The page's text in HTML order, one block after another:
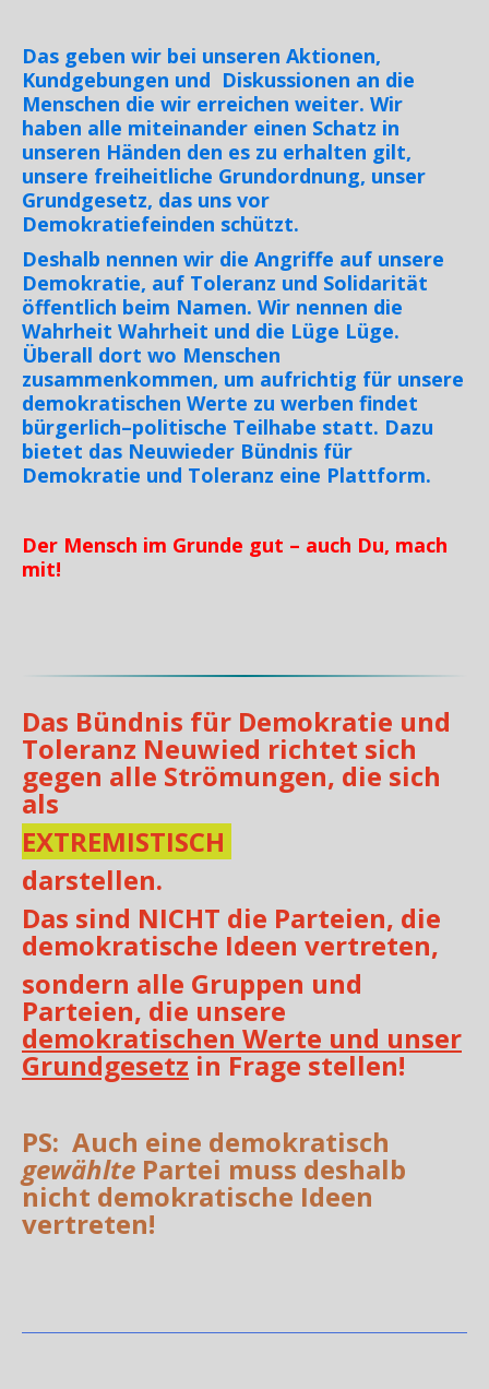
Das geben wir bei unseren Aktionen,
Kundgebungen und Diskussionen an die
Menschen die wir erreichen weiter. Wir
haben alle miteinander einen Schatz in
unseren Händen den es zu erhalten gilt,
unsere freiheitliche Grundordnung, unser
Grundgesetz, das uns vor
Demokratiefeinden schützt.
Deshalb nennen wir die Angriffe auf unsere
Demokratie, auf Toleranz und Solidarität
öffentlich beim Namen. Wir nennen die
Wahrheit Wahrheit und die Lüge Lüge.
Überall dort wo Menschen
zusammenkommen, um aufrichtig für unsere
demokratischen Werte zu werben findet
bürgerlich–politische Teilhabe statt. Dazu
bietet das Neuwieder Bündnis für
Demokratie und Toleranz eine Plattform.
Der Mensch im Grunde gut – auch Du, mach
mit!
Das Bündnis für Demokratie und
Toleranz Neuwied richtet sich
gegen alle Strömungen, die sich
als
EXTREMISTISCH
darstellen.
Das sind NICHT die Parteien, die
demokratische Ideen vertreten,
sondern alle Gruppen und
Parteien, die unsere
demokratischen Werte und unser
Grundgesetzin Frage stellen!
PS: Auch eine demokratisch
gewählte Partei muss deshalb
nicht demokratische Ideen
vertreten!